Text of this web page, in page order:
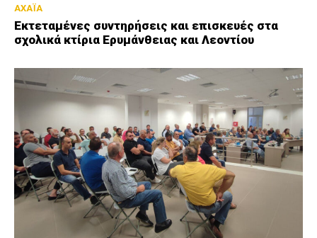
ΑΧΑΪΑ
Εκτεταμένες συντηρήσεις και επισκευές στα
σχολικά κτίρια Ερυμάνθειας και Λεοντίου